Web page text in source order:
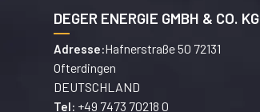
DEGER ENERGIE GMBH & CO. KG
Adresse:Hafnerstraße 50 72131
Ofterdingen
DEUTSCHLAND
Tel: +49 7473 70218 0